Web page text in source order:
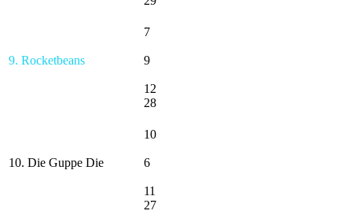
9. Rocketbeans
7
9
12
28
10. Die Guppe Die
10
6
11
27